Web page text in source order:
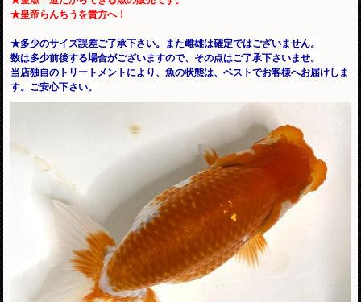
★皇帝らんちうを貴方へ！
★多少のサイズ誤差ご了承下さい。また雌雄は確定ではございません。
数は多少前後する場合がございますので、その点はご了承下さいませ。
当店独自のトリートメントにより、魚の状態は、ベストでお客様へお届けしま
す。ご安心下さい。